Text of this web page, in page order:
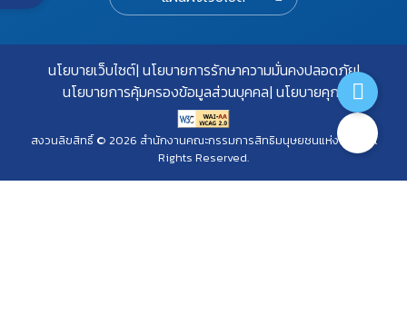
นโยบายเว็บไซต์ นโยบายการรักษาความมั่นคงปลอดภัย
นโยบายการคุ้มครองข้อมูลส่วนบุคคล นโยบายคุกกี้
สงวนลิขสิทธิ์ © 2026 สำนักงานคณะกรรมการสิทธิมนุษยชนแห่งชาติ. All
Rights Reserved.